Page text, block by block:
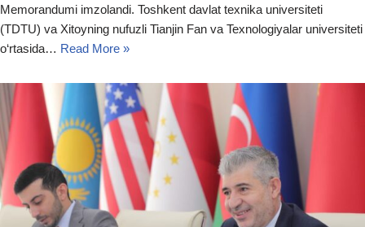
Memorandumi imzolandi. Toshkent davlat texnika universiteti
(TDTU) va Xitoyning nufuzli Tianjin Fan va Texnologiyalar universiteti
o‘rtasida… Read More »